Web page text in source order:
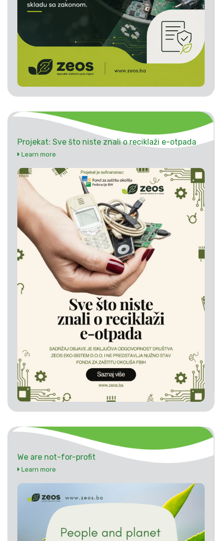
Projekat: Sve što niste znali o reciklaži e-otpada
Learn more
We are not-for-profit
Learn more